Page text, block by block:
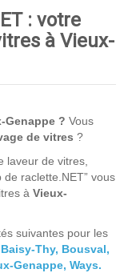
: votre
à Vieux-
Genappe ? Vous
de vitres ?
laveur de vitres,
de raclette.NET” vous
à Vieux-
suivantes pour les
Baisy-Thy, Bousval,
Genappe, Ways.